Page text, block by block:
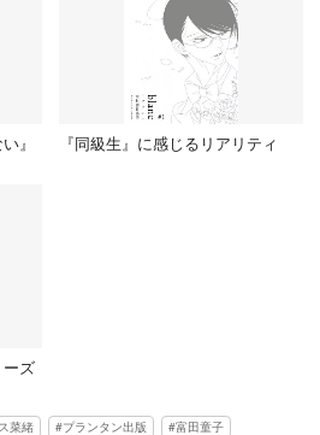
』
『同級生』に感じるリアリティ
ズ
菜緒 プランタン出版 富田童子